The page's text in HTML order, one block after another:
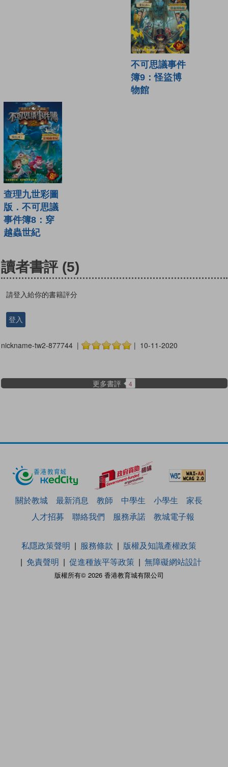
不可思議事件
簿9：怪盜博
物館
查理九世彩圖
版．不可思議
事件簿8：穿
越蟲世紀
讀者書評 (5)
請登入給你的書籍評分
登入
nickname-tw2-877744 | | 10-11-2020
更多書評 4
關於教城 最新消息 教師 中學生 小學生
家長
人才招募
聯絡我們 服務承諾 教城電子報
版權所有© 2026 香港教育城有限公司
私隱政策聲明 服務條款
版權及知識產權政策
免責聲明
促進種族平等政策 無障礙網站設計